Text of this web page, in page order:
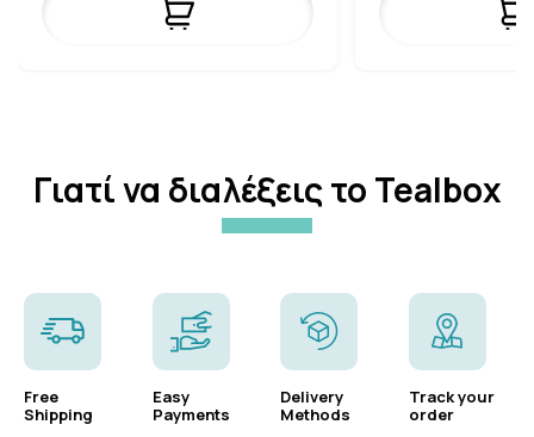
Γιατί να διαλέξεις το Tealbox
Free
Shipping
Easy
Payments
Delivery
Methods
Track your
order